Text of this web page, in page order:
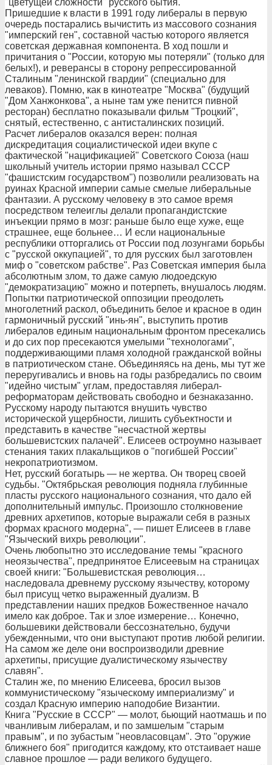
"цветущей сложности" русского бытия.
Пришедшие к власти в 1991 году либералы в первую
очередь постарались вычистить из массового сознания
"имперский ген", составной частью которого является
советская державная компонента. В ход пошли и
причитания о "России, которую мы потеряли" (только для
белых!), и реверансы в сторону репрессированной
Сталиным "ленинской гвардии" (специально для
леваков). Помню, как в кинотеатре "Москва" (будущий
"Дом Ханжонкова", а ныне там уже пенится пивной
ресторан) бесплатно показывали фильм "Троцкий",
снятый, естественно, с антисталинских позиций.
Расчет либералов оказался верен: полная
дискредитация социалистической идеи вкупе с
фактической "нацификацией" Советского Союза (наш
школьный учитель истории прямо называл СССР
"фашистским государством") позволили реализовать на
руинах Красной империи самые смелые либеральные
фантазии. А русскому человеку в это самое время
посредством телеиглы делали пропагандистские
инъекции прямо в мозг: раньше было еще хуже, еще
страшнее, еще больнее… И если национальные
республики отторгались от России под лозунгами борьбы
с "русской оккупацией", то для русских был заготовлен
миф о "советском рабстве". Раз Советская империя была
абсолютным злом, то даже самую людоедскую
"демократизацию" можно и потерпеть, внушалось людям.
Попытки патриотической оппозиции преодолеть
многолетний раскол, объединить белое и красное в один
гармоничный русский "инь-ян", выступить против
либералов единым национальным фронтом пресекались
и до сих пор пресекаются умелыми "технологами",
поддерживающими пламя холодной гражданской войны
в патриотическом стане. Объединяясь на день, мы тут же
переругивались и вновь на годы разбредались по своим
"идейно чистым" углам, предоставляя либерал-
реформаторам действовать свободно и безнаказанно.
Русскому народу пытаются внушить чувство
исторической ущербности, лишить субъектности и
представить в качестве "несчастной жертвы
большевистских палачей". Елисеев остроумно называет
стенания таких плакальщиков о "погибшей России"
некропатриотизмом.
Нет, русский богатырь — не жертва. Он творец своей
судьбы. "Октябрьская революция подняла глубинные
пласты русского национального сознания, что дало ей
дополнительный импульс. Произошло столкновение
древних архетипов, которые выражали себя в разных
формах красного модерна", — пишет Елисеев в главе
"Языческий вихрь революции".
Очень любопытно это исследование темы "красного
неоязычества", предпринятое Елисеевым на страницах
своей книги: "Большевистская революция…
наследовала древнему русскому язычеству, которому
был присущ четко выраженный дуализм. В
представлении наших предков Божественное начало
имело как доброе. Так и злое измерение… Конечно,
большевики действовали бессознательно, будучи
убежденными, что они выступают против любой религии.
На самом же деле они воспроизводили древние
архетипы, присущие дуалистическому язычеству
славян".
Сталин же, по мнению Елисеева, бросил вызов
коммунистическому "языческому империализму" и
создал Красную империю наподобие Византии.
Книга "Русские в СССР" — молот, бьющий наотмашь и по
чванливым либералам, и по замшелым "старым
правым", и по зубастым "неовласовцам". Это "оружие
ближнего боя" пригодится каждому, кто отстаивает наше
славное прошлое — ради великого будущего.